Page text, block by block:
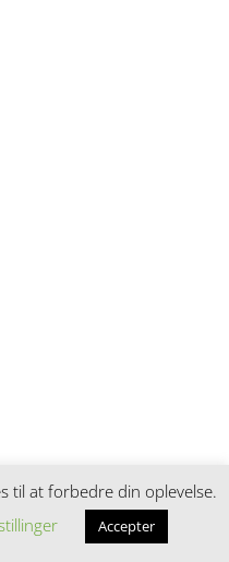
til at forbedre din oplevelse.
Accepter